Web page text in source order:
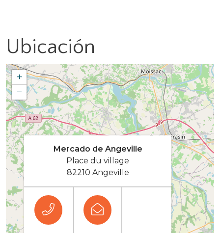
Ubicación
+
−
Mercado de Angeville
Place du village
82210 Angeville